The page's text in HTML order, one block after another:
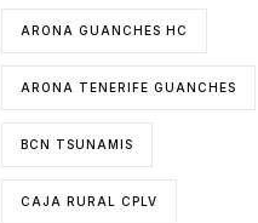
ARONA GUANCHES HC
ARONA TENERIFE GUANCHES
BCN TSUNAMIS
CAJA RURAL CPLV